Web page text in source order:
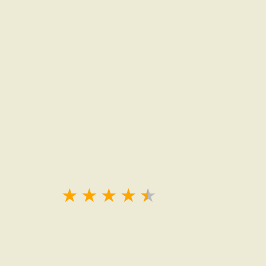
★
★
★
★
★